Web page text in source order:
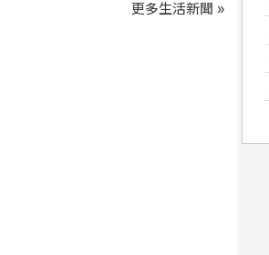
更多生活新聞 »